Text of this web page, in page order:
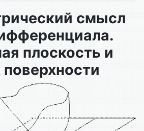
смысл
плоскость и